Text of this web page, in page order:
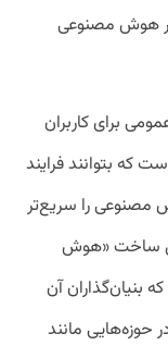
هوش مصنوعی
برای کاربران
که بتوانند فرایند
را سریع‌تر
ساخت «هوش
آن
مانند